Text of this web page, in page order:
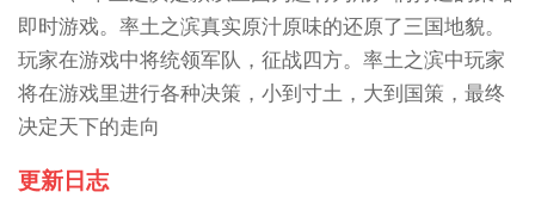
即时游戏。率土之滨真实原汁原味的还原了三国地貌。
玩家在游戏中将统领军队，征战四方。率土之滨中玩家
将在游戏里进行各种决策，小到寸土，大到国策，最终
决定天下的走向
更新日志